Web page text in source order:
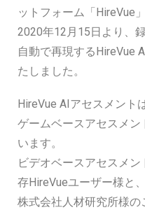
ットフォーム「HireVue
2020年12月15日より、
自動で再現するHireVue
たしました。
HireVue AIアセスメント
ゲームベースアセスメ
います。
ビデオベースアセスメ
存HireVueユーザー様と
株式会社人材研究所様の